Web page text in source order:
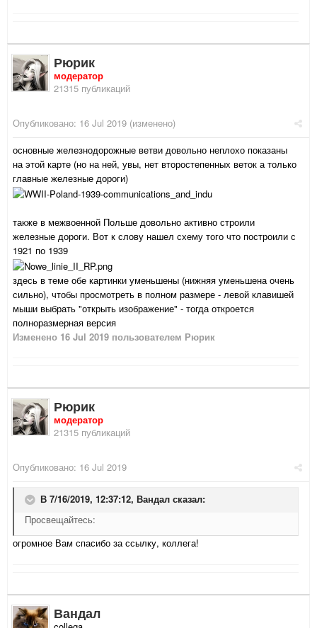
Рюрик
модератор
21315 публикаций
Опубликовано: 16 Jul 2019 (изменено)
основные железнодорожные ветви довольно неплохо показаны
на этой карте (но на ней, увы, нет второстепенных веток а только
главные железные дороги)
также в межвоенной Польше довольно активно строили
железные дороги. Вот к слову нашел схему того что построили с
1921 по 1939
здесь в теме обе картинки уменьшены (нижняя уменьшена очень
сильно), чтобы просмотреть в полном размере - левой клавишей
мыши выбрать "открыть изображение" - тогда откроется
полноразмерная версия
Изменено 16 Jul 2019 пользователем Рюрик
Рюрик
модератор
21315 публикаций
Опубликовано: 16 Jul 2019
В 7/16/2019, 12:37:12, Вандал сказал:
Просвещайтесь:
огромное Вам спасибо за ссылку, коллега!
Вандал